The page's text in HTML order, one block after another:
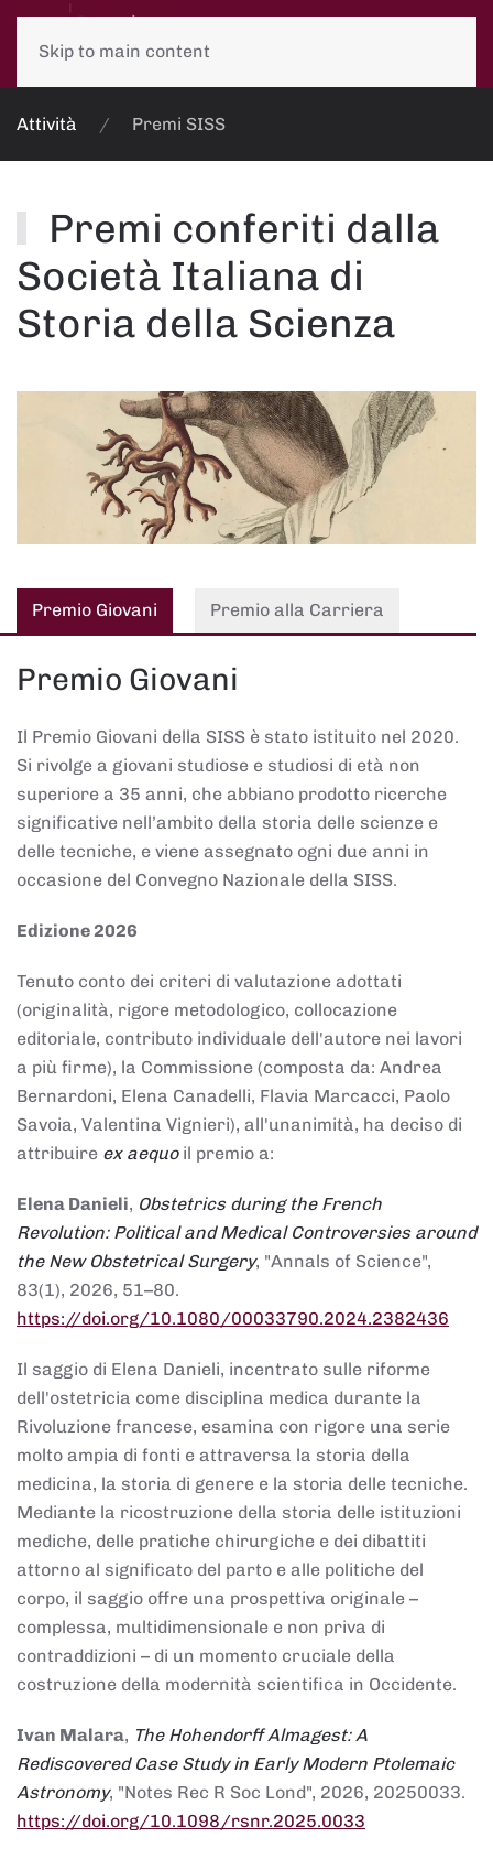
Skip to main content
Attività Premi SISS
Premi conferiti dalla
Società Italiana di
Storia della Scienza
Premio Giovani Premio alla Carriera
Premio Giovani
Il Premio Giovani della SISS è stato istituito nel 2020.
Si rivolge a giovani studiose e studiosi di età non
superiore a 35 anni, che abbiano prodotto ricerche
significative nell’ambito della storia delle scienze e
delle tecniche, e viene assegnato ogni due anni in
occasione del Convegno Nazionale della SISS.
Edizione 2026
Tenuto conto dei criteri di valutazione adottati
(originalità, rigore metodologico, collocazione
editoriale, contributo individuale dell'autore nei lavori
a più firme), la Commissione (composta da: Andrea
Bernardoni, Elena Canadelli, Flavia Marcacci, Paolo
Savoia, Valentina Vignieri), all'unanimità, ha deciso di
attribuire ex aequoil premio a:
Elena Danieli, Obstetrics during the French
Revolution: Political and Medical Controversies around
the New Obstetrical Surgery, "Annals of Science",
83(1), 2026, 51–80.
https://doi.org/10.1080/00033790.2024.2382436
Il saggio di Elena Danieli, incentrato sulle riforme
dell'ostetricia come disciplina medica durante la
Rivoluzione francese, esamina con rigore una serie
molto ampia di fonti e attraversa la storia della
medicina, la storia di genere e la storia delle tecniche.
Mediante la ricostruzione della storia delle istituzioni
mediche, delle pratiche chirurgiche e dei dibattiti
attorno al significato del parto e alle politiche del
corpo, il saggio offre una prospettiva originale –
complessa, multidimensionale e non priva di
contraddizioni – di un momento cruciale della
costruzione della modernità scientifica in Occidente.
Ivan Malara, The Hohendorff Almagest: A
Rediscovered Case Study in Early Modern Ptolemaic
Astronomy, "Notes Rec R Soc Lond", 2026, 20250033.
https://doi.org/10.1098/rsnr.2025.0033